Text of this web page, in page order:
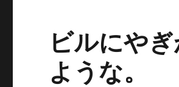
ビルにや
ような。